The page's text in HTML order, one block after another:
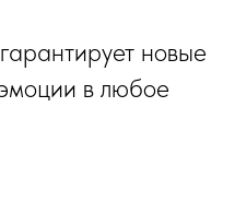
новые
в любое